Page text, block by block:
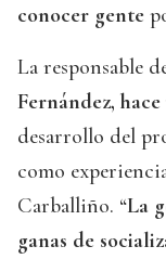
conocer gente
La responsable
Fernández, hace
desarrollo del
como
Carballiño. “La
ganas de